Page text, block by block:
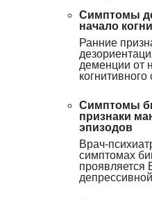
Симптомы
начало
Ранние
деменции от
Симптомы
признаки
эпизодов
Врач-
симптомах
проявляется